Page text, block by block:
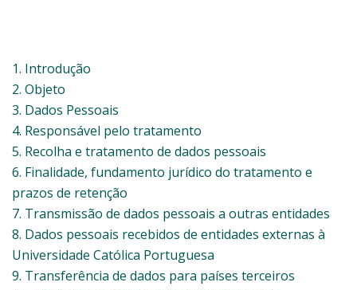
1. Introdução
2. Objeto
3. Dados Pessoais
4. Responsável pelo tratamento
5. Recolha e tratamento de dados pessoais
6. Finalidade, fundamento jurídico do tratamento e
prazos de retenção
7. Transmissão de dados pessoais a outras entidades
8. Dados pessoais recebidos de entidades externas à
Universidade Católica Portuguesa
9. Transferência de dados para países terceiros